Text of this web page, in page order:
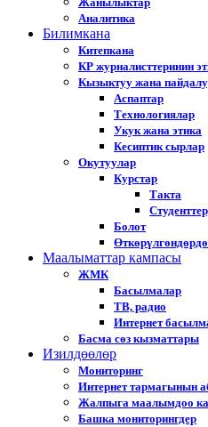
Аналитика
Билимкана
Китепкана
КР журналисттеринин
Кызыктуу жана
Аспаптар
Технологиялар
Укук жана этика
Кесиптик сырлар
Окутуулар
Курстар
Такта
Болот
Маалыматтар кампасы
ЖМК
Басылмалар
ТВ, радио
Интернет
Басма сөз кызматтары
Изилдөөлөр
Мониторинг
Интернет тармагынын
Жалпыга маалымдоо
Башка мониторингдер